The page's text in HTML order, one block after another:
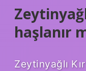
haşlanır
Zeytinyağlı